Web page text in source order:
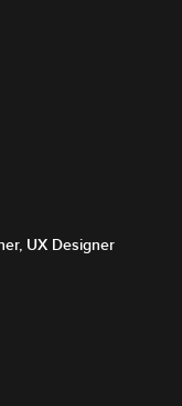
UX Designer